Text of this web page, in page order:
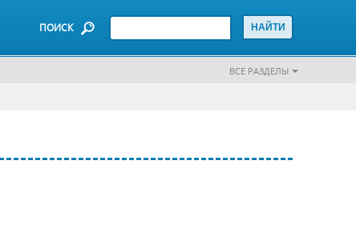
ПОИСК
ВСЕ РАЗДЕЛЫ